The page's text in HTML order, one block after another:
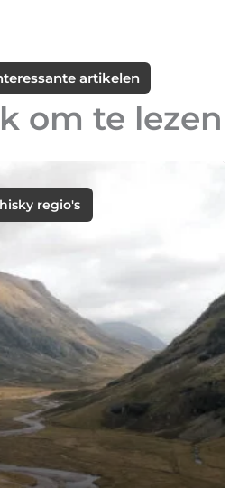
artikelen
om te lezen
regio's